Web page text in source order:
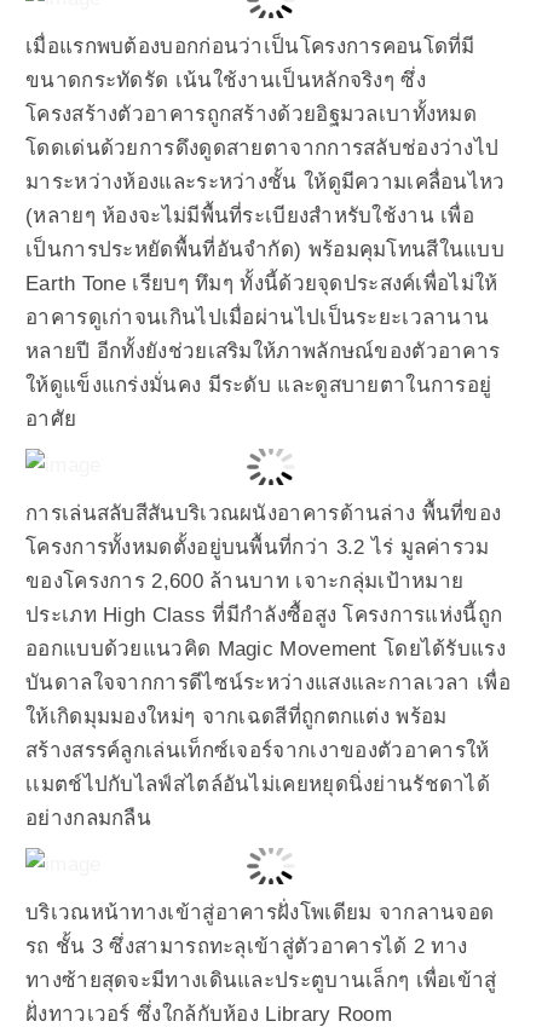
เมื่อแรกพบต้องบอกก่อนว่าเป็นโครงการคอนโดที่มี
ขนาดกระทัดรัด เน้นใช้งานเป็นหลักจริงๆ ซึ่ง
โครงสร้างตัวอาคารถูกสร้างด้วยอิฐมวลเบาทั้งหมด
โดดเด่นด้วยการดึงดูดสายตาจากการสลับช่องว่างไป
มาระหว่างห้องและระหว่างชั้น ให้ดูมีความเคลื่อนไหว
(หลายๆ ห้องจะไม่มีพื้นที่ระเบียงสำหรับใช้งาน เพื่อ
เป็นการประหยัดพื้นที่อันจำกัด) พร้อมคุมโทนสีในแบบ
Earth Tone เรียบๆ ทึมๆ ทั้งนี้ด้วยจุดประสงค์เพื่อไม่ให้
อาคารดูเก่าจนเกินไปเมื่อผ่านไปเป็นระยะเวลานาน
หลายปี อีกทั้งยังช่วยเสริมให้ภาพลักษณ์ของตัวอาคาร
ให้ดูแข็งแกร่งมั่นคง มีระดับ และดูสบายตาในการอยู่
อาศัย
การเล่นสลับสีสันบริเวณผนังอาคารด้านล่าง พื้นที่ของ
โครงการทั้งหมดตั้งอยู่บนพื้นที่กว่า 3.2 ไร่ มูลค่ารวม
ของโครงการ 2,600 ล้านบาท เจาะกลุ่มเป้าหมาย
ประเภท High Class ที่มีกำลังซื้อสูง โครงการแห่งนี้ถูก
ออกแบบด้วยแนวคิด Magic Movement โดยได้รับแรง
บันดาลใจจากการดีไซน์ระหว่างแสงและกาลเวลา เพื่อ
ให้เกิดมุมมองใหม่ๆ จากเฉดสีที่ถูกตกแต่ง พร้อม
สร้างสรรค์ลูกเล่นเท็กซ์เจอร์จากเงาของตัวอาคารให้
เเมตช์ไปกับไลฟ์สไตล์อันไม่เคยหยุดนิ่งย่านรัชดาได้
อย่างกลมกลืน
บริเวณหน้าทางเข้าสู่อาคารฝั่งโพเดียม จากลานจอด
รถ ชั้น 3 ซึ่งสามารถทะลุเข้าสู่ตัวอาคารได้ 2 ทาง
ทางซ้ายสุดจะมีทางเดินและประตูบานเล็กๆ เพื่อเข้าสู่
ฝั่งทาวเวอร์ ซึ่งใกล้กับห้อง Library Room